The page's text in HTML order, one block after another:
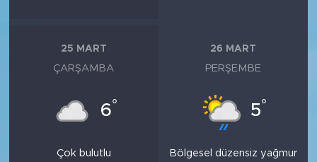
25 MART
ÇARŞAMBA
6°
Çok bulutlu
26 MART
PERŞEMBE
5°
Bölgesel düzensiz yağmur